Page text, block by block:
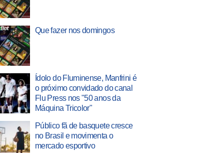
Que fazer nos domingos
Ídolo do Fluminense, Manfrini é
o próximo convidado do canal
Flu Press nos "50 anos da
Máquina Tricolor"
Público fã de basquete cresce
no Brasil e movimenta o
mercado esportivo